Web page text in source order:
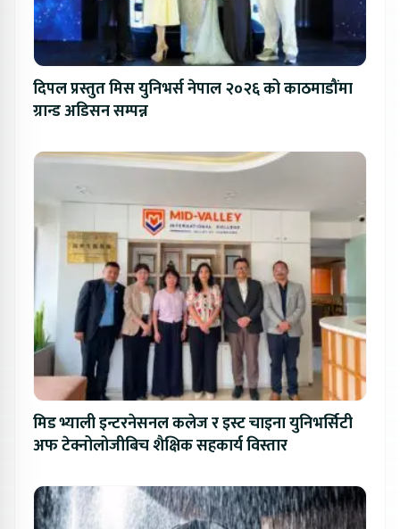
दिपल प्रस्तुत मिस युनिभर्स नेपाल २०२६ को काठमाडौंमा
ग्रान्ड अडिसन सम्पन्न
मिड भ्याली इन्टरनेसनल कलेज र इस्ट चाइना युनिभर्सिटी
अफ टेक्नोलोजीबिच शैक्षिक सहकार्य विस्तार